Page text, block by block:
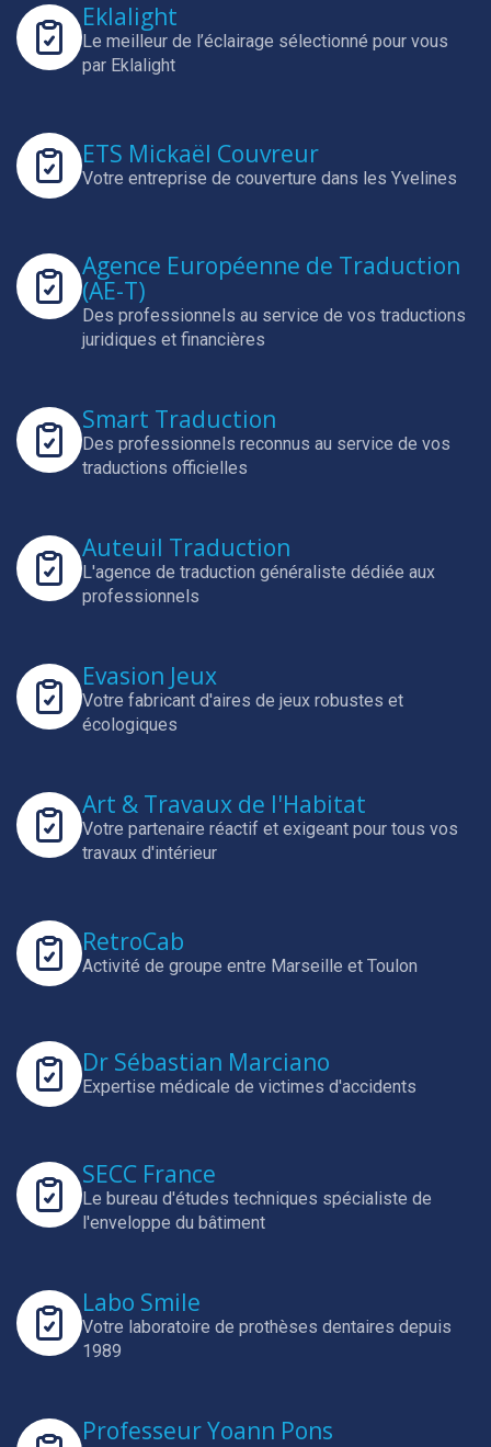
Eklalight
Le meilleur de l’éclairage sélectionné pour vous
par Eklalight
ETS Mickaël Couvreur
Votre entreprise de couverture dans les Yvelines
Agence Européenne de Traduction
(AE-T)
Des professionnels au service de vos traductions
juridiques et financières
Smart Traduction
Des professionnels reconnus au service de vos
traductions officielles
Auteuil Traduction
L'agence de traduction généraliste dédiée aux
professionnels
Evasion Jeux
Votre fabricant d'aires de jeux robustes et
écologiques
Art & Travaux de l'Habitat
Votre partenaire réactif et exigeant pour tous vos
travaux d'intérieur
RetroCab
Activité de groupe entre Marseille et Toulon
Dr Sébastian Marciano
Expertise médicale de victimes d'accidents
SECC France
Le bureau d'études techniques spécialiste de
l'enveloppe du bâtiment
Labo Smile
Votre laboratoire de prothèses dentaires depuis
1989
Professeur Yoann Pons